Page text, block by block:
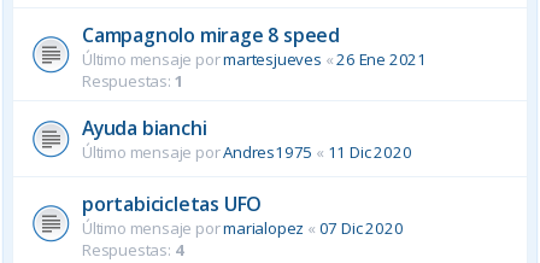
Campagnolo mirage 8 speed
Último mensaje pormartesjueves «26 Ene 2021
Respuestas: 1
Ayuda bianchi
Último mensaje porAndres1975 « 11 Dic 2020
portabicicletas UFO
Último mensaje pormarialopez « 07 Dic 2020
Respuestas: 4